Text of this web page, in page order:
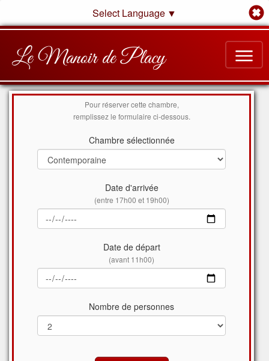
Select Language ▼
Le Manoir de Placy
Pour réserver cette chambre,
remplissez le formulaire ci-dessous.
Chambre sélectionnée
Date d'arrivée
(entre 17h00 et 19h00)
Date de départ
(avant 11h00)
Nombre de personnes